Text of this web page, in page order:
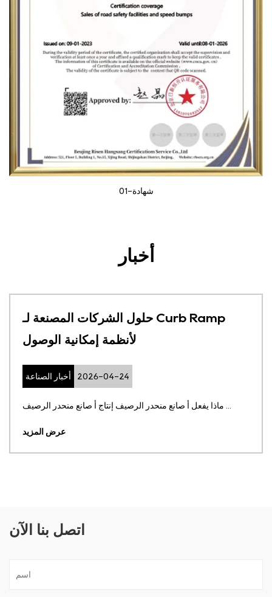
شهادة-01
أخبار
حلول الشركات المصنعة لـ Curb Ramp
لأنظمة إمكانية الوصول
أخبار الصناعة 2026-04-24
عرض المزيد
اتصل بنا الآن